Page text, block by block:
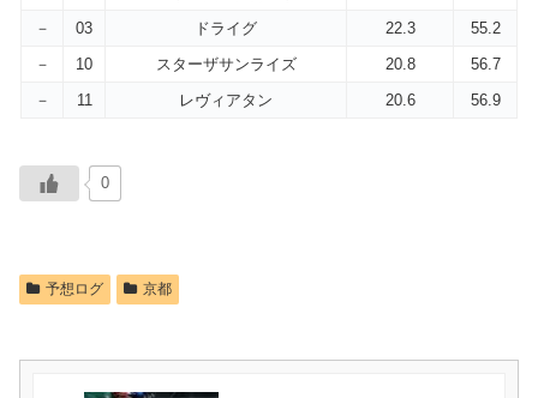
－
03 ドライグ 22.3
55.2
－
10 スターザサンライズ 20.8
56.7
－
11 レヴィアタン 20.6 56.9
0
予想ログ 京都